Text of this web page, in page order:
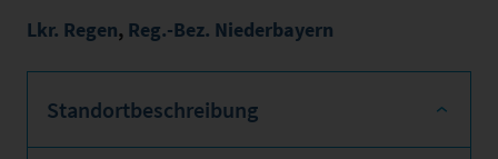
Lkr. Regen, Reg.-Bez. Niederbayern
Standortbeschreibung